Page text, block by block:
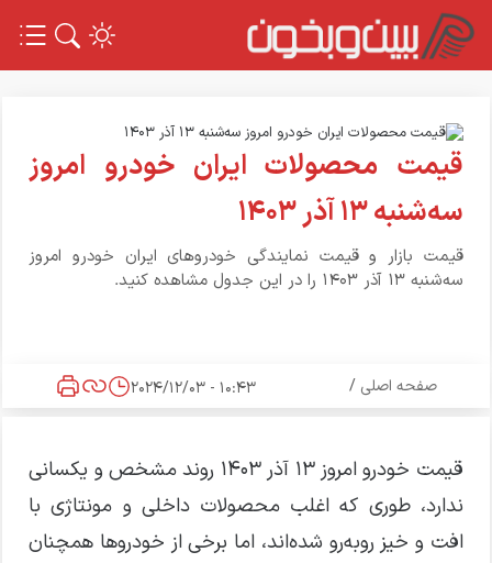
صفحه اصلی /
10:43 - 2024/12/03
قیمت محصولات ایران خودرو امروز
سه‌شنبه ۱۳ آذر ۱۴۰۳
قیمت بازار و قیمت نمایندگی خودرو‌های ایران خودرو امروز
سه‌شنبه ۱۳ آذر ۱۴۰۳ را در این جدول مشاهده کنید.
قیمت خودرو امروز ۱۳ آذر ۱۴۰۳ روند مشخص و یکسانی
ندارد، طوری که اغلب محصولات داخلی و مونتاژی با
افت و خیز روبه‌رو‌ شده‌اند، اما برخی از خودروها همچنان